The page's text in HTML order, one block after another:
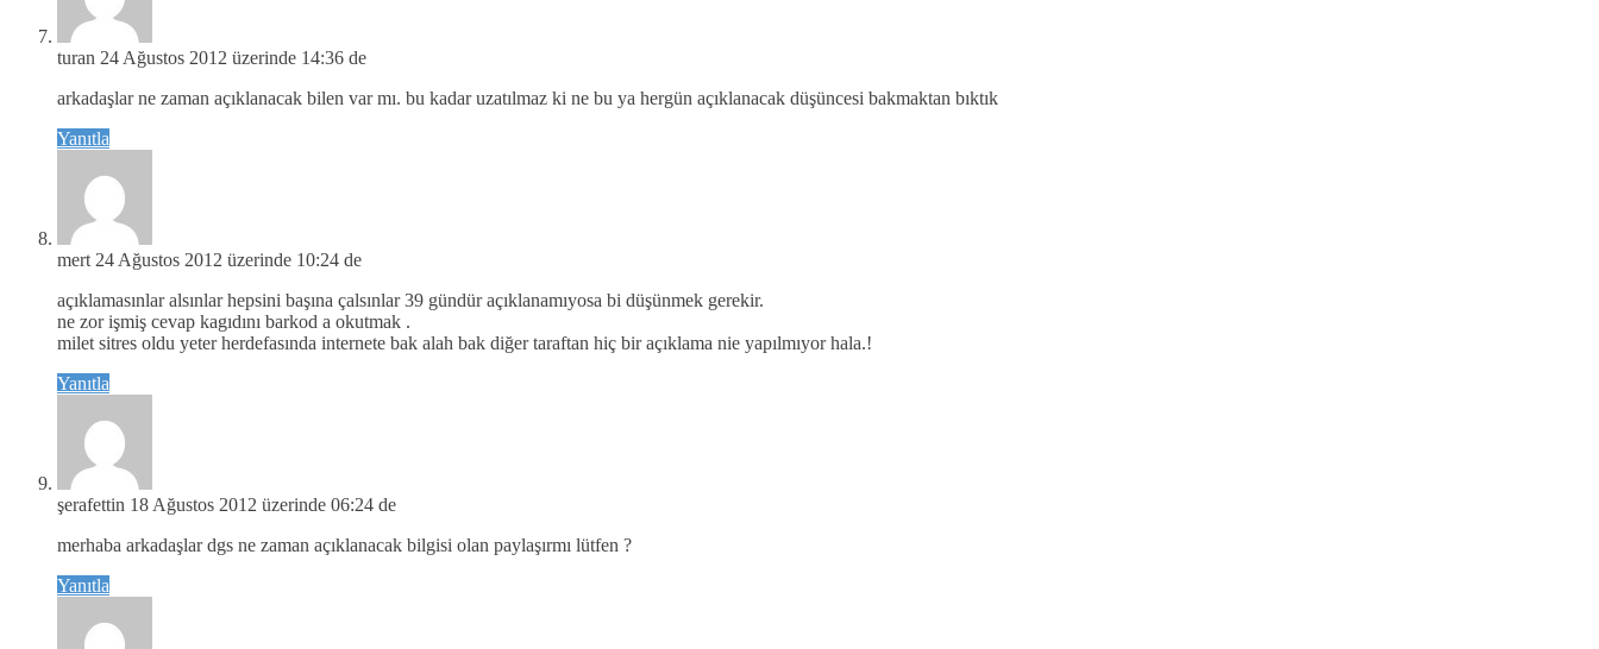
turan 24 Ağustos 2012 üzerinde 14:36 de
arkadaşlar ne zaman açıklanacak bilen var mı. bu kadar uzatılmaz ki ne bu ya hergün açıklanacak düşüncesi bakmaktan bıktık
Yanıtla
mert 24 Ağustos 2012 üzerinde 10:24 de
açıklamasınlar alsınlar hepsini başına çalsınlar 39 gündür açıklanamıyosa bi düşünmek gerekir.
ne zor işmiş cevap kagıdını barkod a okutmak .
milet sitres oldu yeter herdefasında internete bak alah bak diğer taraftan hiç bir açıklama nie yapılmıyor hala.!
Yanıtla
şerafettin 18 Ağustos 2012 üzerinde 06:24 de
merhaba arkadaşlar dgs ne zaman açıklanacak bilgisi olan paylaşırmı lütfen ?
Yanıtla